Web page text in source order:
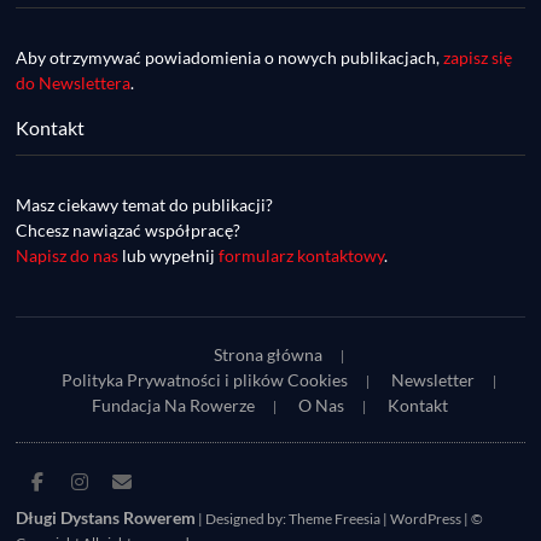
- zaprasza Mateusz Szafraniec. Dwie
samochwałki
DDR #73 [info] - UltraCup: nie będzie imprezy
zaczniemy Etapówką na Kaszubach!
Aby otrzymywać powiadomienia o nowych publikacjach,zapisz się
do Newslettera.
Kontakt
Masz ciekawy temat do publikacji?
Chcesz nawiązać współpracę?
Napisz do nas lub wypełnijformularz kontaktowy.
Strona główna
Polityka Prywatności i plików Cookies
Newsletter
Fundacja Na Rowerze
O Nas Kontakt
Facebook
Instagram
E-
mail
Długi Dystans Rowerem | Designed by:Theme Freesia |WordPress | ©